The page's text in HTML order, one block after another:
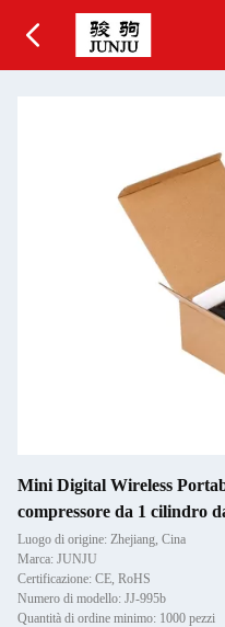
Mini Digital Wireless
compressore da 1 cilindro
Luogo di origine: Zhejiang, Cina
Marca: JUNJU
Certificazione: CE, RoHS
Numero di modello: JJ-995b
Quantità di ordine minimo: 1000 pezzi